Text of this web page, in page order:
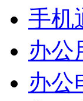
手机
办公
办公